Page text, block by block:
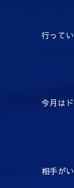
行ってい
今月は
相手が